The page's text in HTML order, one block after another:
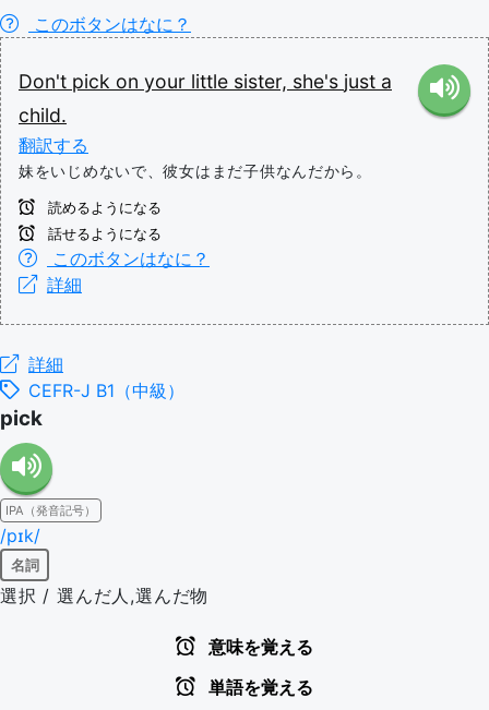
このボタンはなに？
Don't pick on your little sister, she's just a
child.
翻訳する
妹をいじめないで、彼女はまだ子供なんだから。
読めるようになる
話せるようになる
このボタンはなに？
詳細
詳細
CEFR-J B1（中級）
pick
IPA（発音記号）
/pɪk/
名詞
選択 / 選んだ人,選んだ物
意味を覚える
単語を覚える